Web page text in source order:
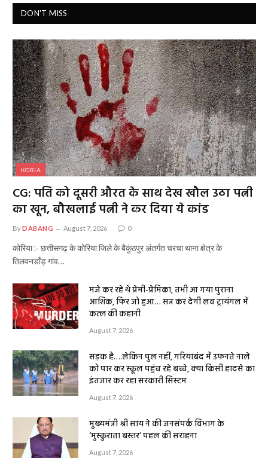
DON'T MISS
KORIA
CG: पति को दूसरी औरत के साथ देख खौल उठा पत्नी
का खून, बौखलाई पत्नी ने कर दिया ये कांड
ByDABANG August 7, 2026 0
कोरिया :- छत्तीसगढ़ के कोरिया जिले के बैकुंठपुर अंतर्गत चरचा थाना क्षेत्र के
तिलवनडाँड़ गांव…
मजे कर रहे थे प्रेमी-प्रेमिका, तभी आ गया पुराना
आशिक, फिर जो हुआ… सन्न कर देगी लव ट्रायंगल में
कत्ल की कहानी
August 7, 2026
सड़क है….लेकिन पुल नहीं, गरियाबंद में उफनते नाले
को पार कर स्कूल पहुंच रहे बच्चे, क्या किसी हादसे का
इंतजार कर रहा सरकारी सिस्टम
August 7, 2026
मुख्यमंत्री श्री साय ने की जनसंपर्क विभाग के
‘मुस्कुराता बस्तर’ पहल की सराहना
August 7, 2026